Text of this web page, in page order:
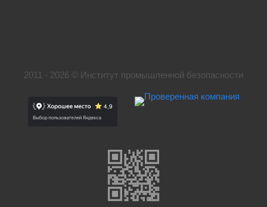
2011 - 2026 © Институт промышленной безопасности